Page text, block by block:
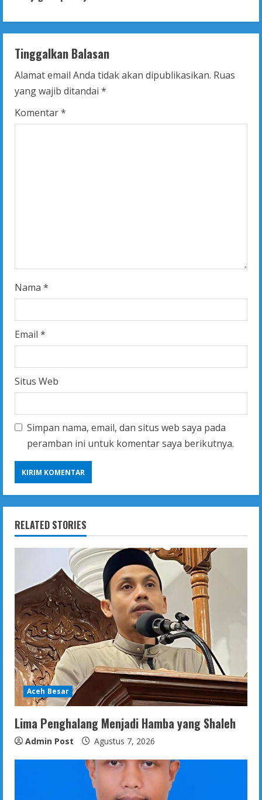
n
u
e
R
e
Tinggalkan Balasan
Alamat email Anda tidak akan dipublikasikan. Ruas
yang wajib ditandai *
Komentar*
Nama *
Email *
Situs Web
Simpan nama, email, dan situs web saya pada
peramban ini untuk komentar saya berikutnya.
RELATED STORIES
Aceh Besar
Lima Penghalang Menjadi Hamba yang Shaleh
Admin Post Agustus 7, 2026